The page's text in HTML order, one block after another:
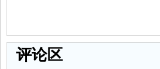
评论区